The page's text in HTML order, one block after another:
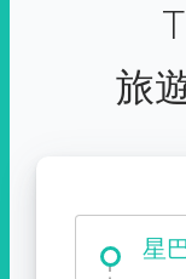
旅
星
大